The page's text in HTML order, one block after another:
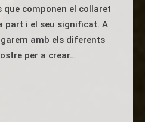
que componen el collaret
part i el seu significat. A
amb els diferents
per a crear…